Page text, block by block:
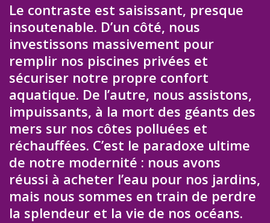
Le contraste est saisissant, presque
insoutenable. D’un côté, nous
investissons massivement pour
remplir nos piscines privées et
sécuriser notre propre confort
aquatique. De l’autre, nous assistons,
impuissants, à la mort des géants des
mers sur nos côtes polluées et
réchauffées. C’est le paradoxe ultime
de notre modernité : nous avons
réussi à acheter l’eau pour nos jardins,
mais nous sommes en train de perdre
la splendeur et la vie de nos océans.